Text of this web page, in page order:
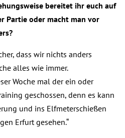
bereitet ihr euch auf
Partie oder macht man vor
dass wir nichts anders
alles wie immer.
Woche mal der ein oder
geschossen, denn es kann
und ins Elfmeterschießen
Erfurt gesehen.“